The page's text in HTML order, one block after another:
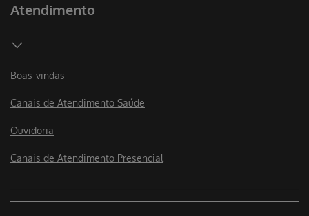
Atendimento
Boas-vindas
Canais de Atendimento Saúde
Ouvidoria
Canais de Atendimento Presencial